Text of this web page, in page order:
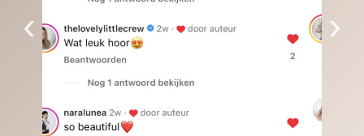
‹ ›